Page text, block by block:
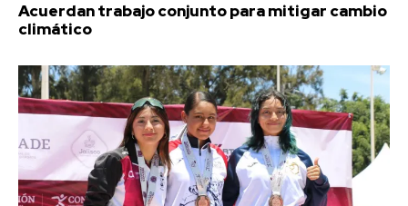
Acuerdan trabajo conjunto para mitigar cambio
climático